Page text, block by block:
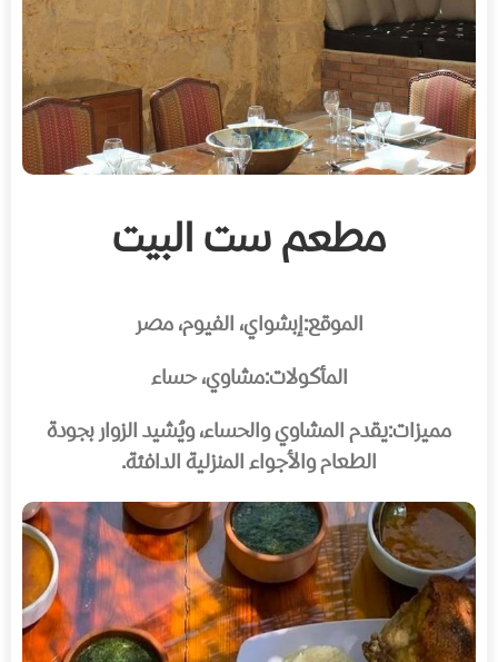
مطعم ست البيت
الموقع:إبشواي، الفيوم، مصر
المأكولات:مشاوي، حساء
مميزات:يقدم المشاوي والحساء، ويُشيد الزوار بجودة
الطعام والأجواء المنزلية الدافئة.